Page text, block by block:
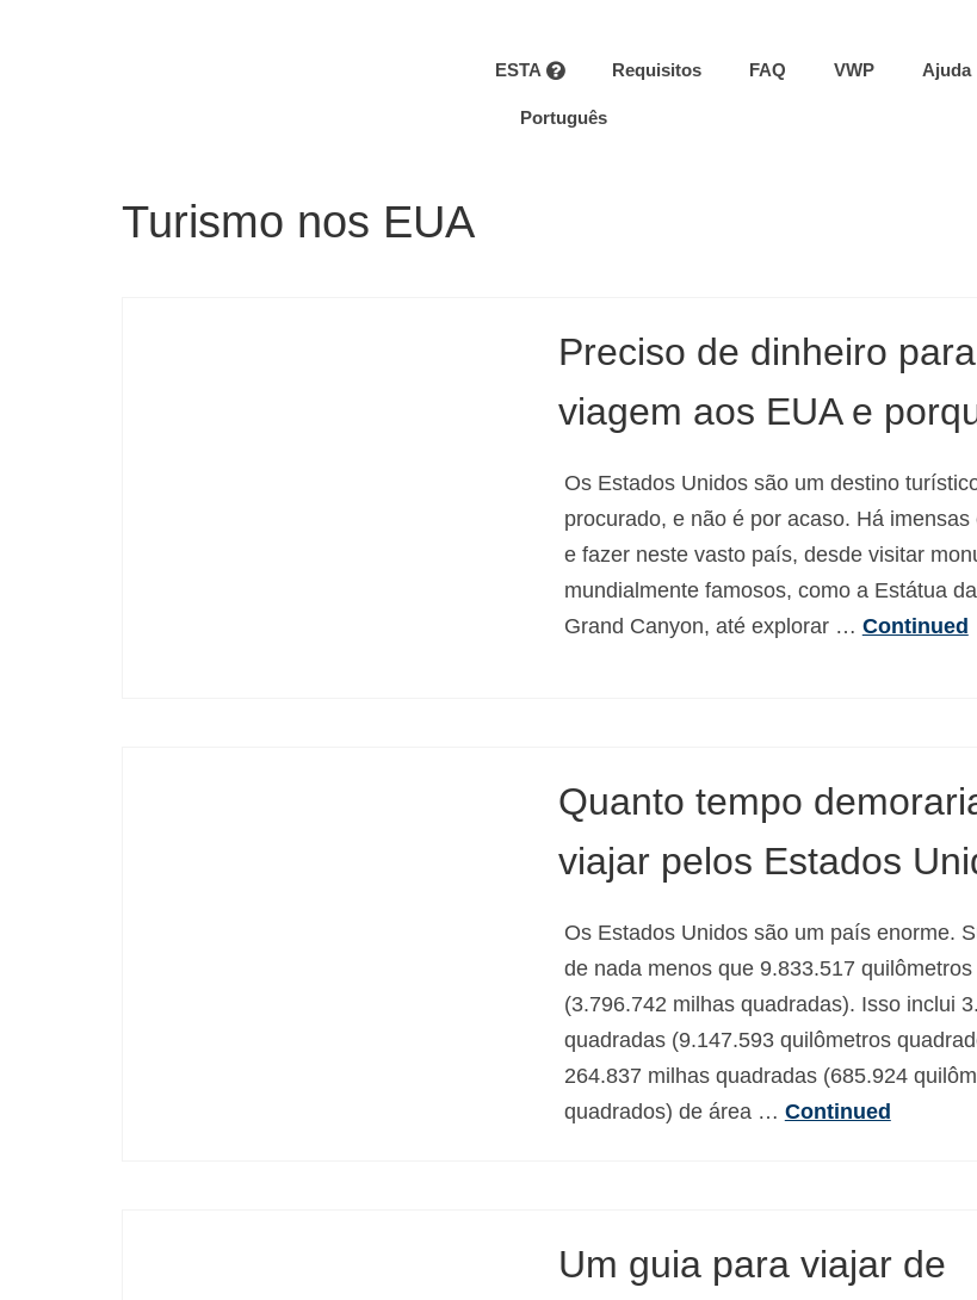
ESTA Requisitos FAQ VWP Ajuda
Português
Turismo nos EUA
Preciso de dinheiro
viagem aos EUA e
Os Estados Unidos são um destino
procurado, e não é por acaso. Há
e fazer neste vasto país, desde visitar
mundialmente famosos, como a Estátua
Grand Canyon, até explorar … Continued
Quanto tempo
viajar pelos Estados
Os Estados Unidos são um país enorme.
de nada menos que 9.833.517
(3.796.742 milhas quadradas). Isso inclui
quadradas (9.147.593 quilômetros
264.837 milhas quadradas (685.924
quadrados) de área … Continued
Um guia para viajar de